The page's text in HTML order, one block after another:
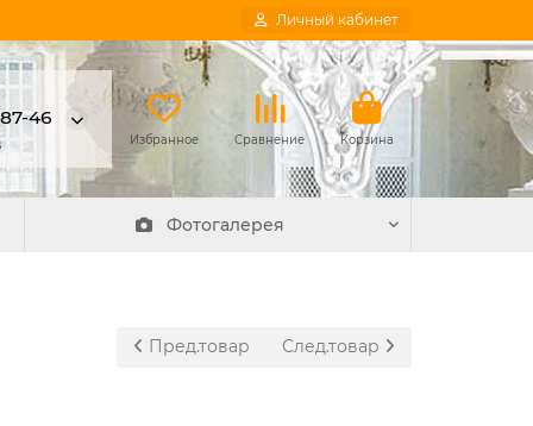
Личный кабинет
46
Избранное Сравнение Корзина
Фотогалерея
Пред.товар След.товар